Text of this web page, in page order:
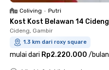
Coliving • Putri
Kost Kost Belawan 14 Cideng
Cideng, Gambir
1.3 km dari roxy square
mulai dari Rp2.220.000 /bulan